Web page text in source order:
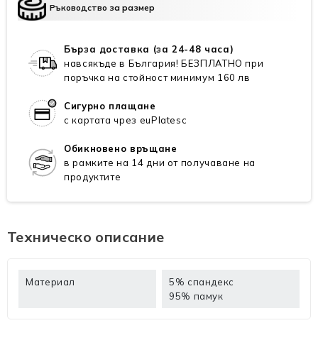
Ръководство за размер
Бърза доставка (за 24-48 часа)
навсякъде в България! БЕЗПЛАТНО при
поръчка на стойност минимум 160 лв
Сигурно плащане
с картата чрез euPlatesc
Обикновено връщане
в рамките на 14 дни от получаване на
продуктите
Техническо описание
Материал
5% спандекс
95% памук